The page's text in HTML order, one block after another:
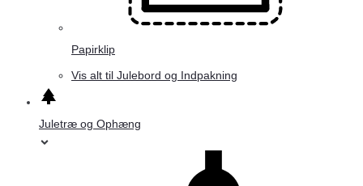
Papirklip
Vis alt til Julebord og Indpakning
Juletræ og Ophæng